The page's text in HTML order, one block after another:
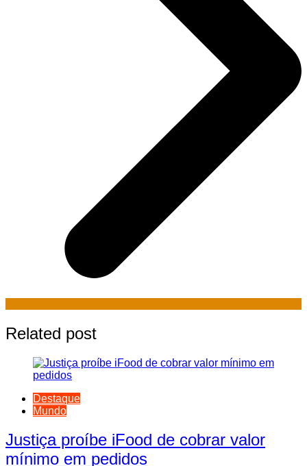
Related post
Destaque
Mundo
Justiça proíbe iFood de cobrar valor
mínimo em pedidos